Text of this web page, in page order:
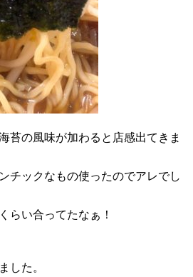
苔の風味が加わると店感出てきま
チックなもの使ったのでアレでし
らい合ってたなぁ！
した。